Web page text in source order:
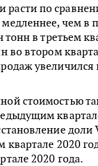
по
чем в
в третьем
во втором
увеличился
стоимостью
квартале 2020
2020 года.